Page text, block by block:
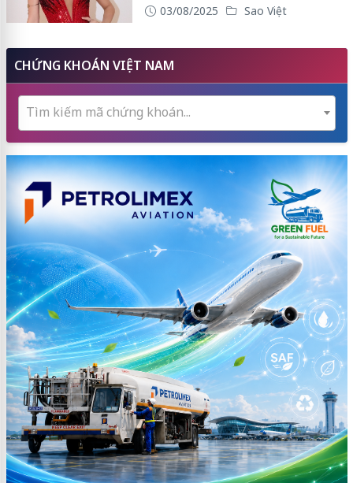
03/08/2025 Sao Việt
CHỨNG KHOÁN VIỆT NAM
Tìm kiếm mã chứng khoán...